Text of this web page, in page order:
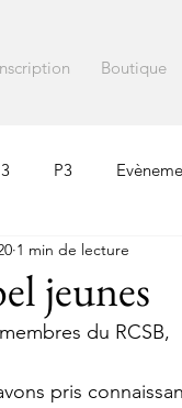
Boutique
P3
jeunes
1 min de lecture
du RCSB,
pris